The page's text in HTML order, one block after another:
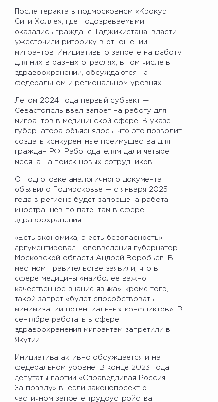
После теракта в подмосковном «Крокус
Сити Холле», где подозреваемыми
оказались граждане Таджикистана, власти
ужесточили риторику в отношении
мигрантов. Инициативы о запрете на работу
для них в разных отраслях, в том числе в
здравоохранении, обсуждаются на
федеральном и региональном уровнях.
Летом 2024 года первый субъект —
Севастополь ввел запрет на работу для
мигрантов в медицинской сфере. В указе
губернатора объяснялось, что это позволит
создать конкурентные преимущества для
граждан РФ. Работодателям дали четыре
месяца на поиск новых сотрудников.
О подготовке аналогичного документа
объявило Подмосковье — с января 2025
года в регионе будет запрещена работа
иностранцев по патентам в сфере
здравоохранения.
«Есть экономика, а есть безопасность», —
аргументировал нововведения губернатор
Московской области Андрей Воробьев. В
местном правительстве заявили, что в
сфере медицины «наиболее важно
качественное знание языка», кроме того,
такой запрет «будет способствовать
минимизации потенциальных конфликтов». В
сентябре работать в сфере
здравоохранения мигрантам запретили в
Якутии.
Инициатива активно обсуждается и на
федеральном уровне. В конце 2023 года
депутаты партии «Справедливая Россия —
За правду» внесли законопроект о
частичном запрете трудоустройства